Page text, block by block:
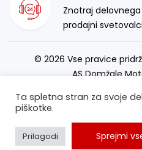
Znotraj
prodajni
© 2026 Vse pravice
AS Domžale
Ta spletna stran za svoje
piškotke.
Prilagodi Sprejmi